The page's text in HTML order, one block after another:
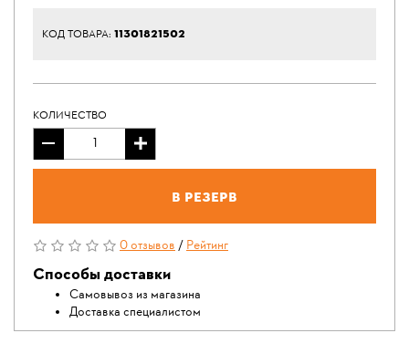
КОД ТОВАРА: 11301821502
КОЛИЧЕСТВО
В резерв
0 отзывов/Рейтинг
Способы доставки
Самовывоз из магазина
Доставка специалистом